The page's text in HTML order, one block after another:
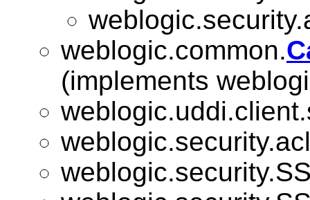
weblogic.common.
(implements